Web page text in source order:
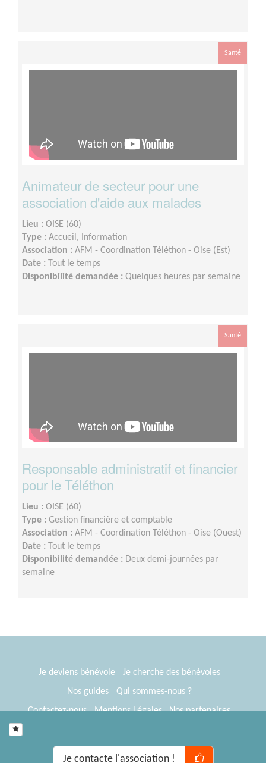
Santé
Animateur de secteur pour une
association d'aide aux malades
Lieu : OISE (60)
Type : Accueil, Information
Association : AFM - Coordination Téléthon - Oise (Est)
Date :
Tout le temps
Disponibilité demandée : Quelques heures par semaine
Santé
Responsable administratif et financier
pour le Téléthon
Lieu : OISE (60)
Type : Gestion financière et comptable
Association : AFM - Coordination Téléthon - Oise (Ouest)
Date :
Tout le temps
Disponibilité demandée : Deux demi-journées par
semaine
Je contacte l'association !
Je deviens bénévole
Je cherche des bénévoles
Nos guides
Qui sommes-nous ?
Contactez-nous
Mentions Légales
Nos partenaires
® Tous Bénévoles 2012-2026
Webkast